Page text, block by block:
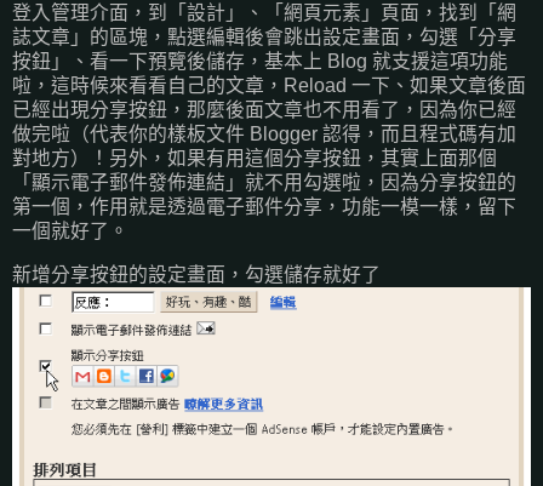
登入管理介面，到「設計」、「網頁元素」頁面，找到「網
誌文章」的區塊，點選編輯後會跳出設定畫面，勾選「分享
按鈕」、看一下預覽後儲存，基本上 Blog 就支援這項功能
啦，這時候來看看自己的文章，Reload 一下、如果文章後面
已經出現分享按鈕，那麼後面文章也不用看了，因為你已經
做完啦（代表你的樣板文件 Blogger 認得，而且程式碼有加
對地方）！另外，如果有用這個分享按鈕，其實上面那個
「顯示電子郵件發佈連結」就不用勾選啦，因為分享按鈕的
第一個，作用就是透過電子郵件分享，功能一模一樣，留下
一個就好了。
新增分享按鈕的設定畫面，勾選儲存就好了